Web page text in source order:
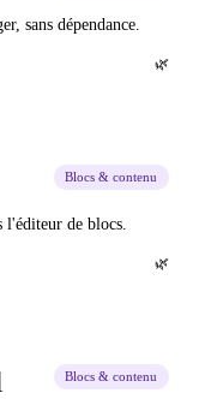
sans dépendance.
🌿
Blocs & contenu
l'éditeur de blocs.
🌿
Blocs & contenu